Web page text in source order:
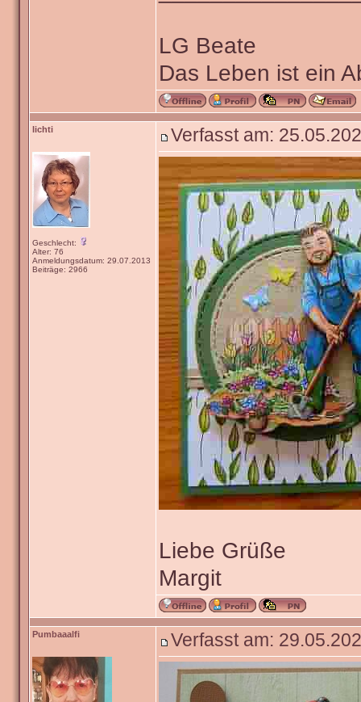
LG Beate
Das Leben ist ein
lichti
Geschlecht:
Alter: 76
Anmeldungsdatum: 29.07.2013
Beiträge: 2966
Verfasst am:
Liebe Grüße
Margit
Pumbaaalfi Verfasst am: